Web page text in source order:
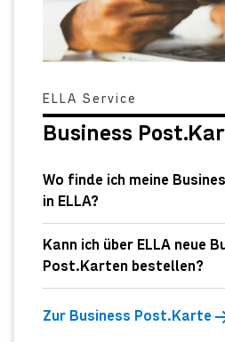
ELLA Service
Business
Wo finde ich meine
in ELLA?
Kann ich über ELLA neue
Post.Karten bestellen?
Zur Business Post.Karte